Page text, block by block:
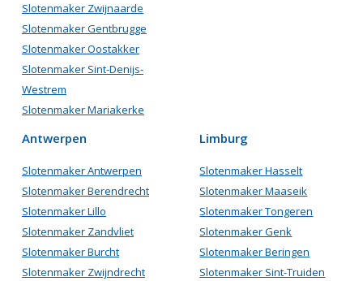
Slotenmaker Zwijnaarde
Slotenmaker Gentbrugge
Slotenmaker Oostakker
Slotenmaker Sint-Denijs-
Westrem
Slotenmaker Mariakerke
Antwerpen
Slotenmaker Antwerpen
Slotenmaker Berendrecht
Slotenmaker Lillo
Slotenmaker Zandvliet
Slotenmaker Burcht
Slotenmaker Zwijndrecht
Limburg
Slotenmaker Hasselt
Slotenmaker Maaseik
Slotenmaker Tongeren
Slotenmaker Genk
Slotenmaker Beringen
Slotenmaker Sint-Truiden